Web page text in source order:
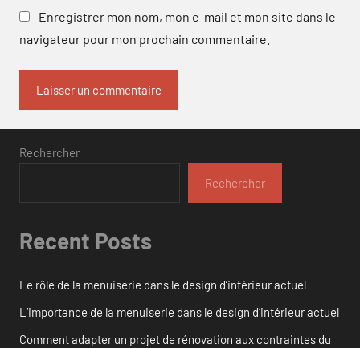
Enregistrer mon nom, mon e-mail et mon site dans le
navigateur pour mon prochain commentaire.
Rechercher
Rechercher
Recent Posts
Le rôle de la menuiserie dans le design d’intérieur actuel
L’importance de la menuiserie dans le design d’intérieur actuel
Comment adapter un projet de rénovation aux contraintes du